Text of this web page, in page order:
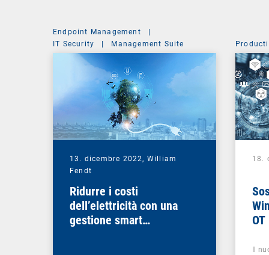
Endpoint Management
|
IT Security
| Management Suite
13. dicembre 2022, William
Fendt
Ridurre i costi
dell’elettricità con una
gestione smart
18.
OT
Il